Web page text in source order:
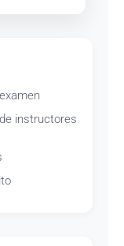
instructores